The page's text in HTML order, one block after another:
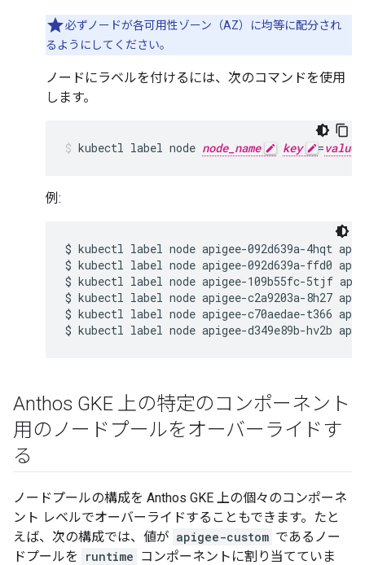
必ずノードが各可用性ゾーン（AZ）に均等に配分され
るようにしてください。
ノードにラベルを付けるには、次のコマンドを使用
します。
kubectl label node node_name key =value
例:
$ kubectl label node apigee-092d639a-4hqt
$ kubectl label node apigee-092d639a-ffd0
$ kubectl label node apigee-109b55fc-5tjf
$ kubectl label node apigee-c2a9203a-8h27
$ kubectl label node apigee-c70aedae-t366
Anthos GKE 上の特定のコンポーネント
用のノードプールをオーバーライドす
る
ノードプールの構成を Anthos GKE 上の個々のコンポーネ
ント レベルでオーバーライドすることもできます。たと
えば、次の構成では、値が apigee-custom であるノー
ドプールを
runtime コンポーネントに割り当てていま